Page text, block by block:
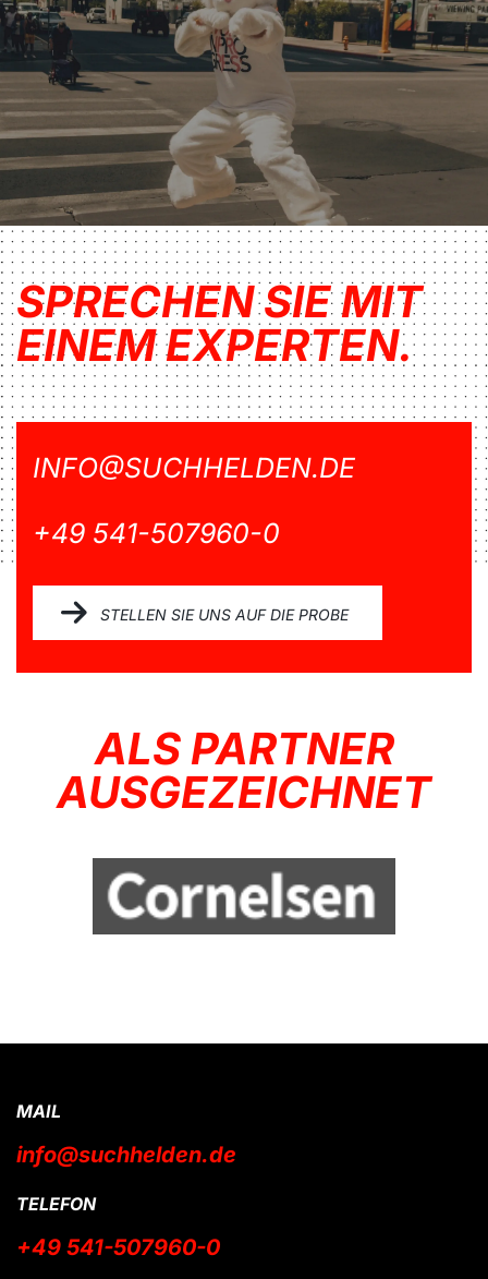
SPRECHEN SIE MIT
EINEM EXPERTEN.
INFO@SUCHHELDEN.DE
+49 541-507960-0
STELLEN SIE UNS AUF DIE PROBE
ALS PARTNER
AUSGEZEICHNET
MAIL
info@suchhelden.de
TELEFON
+49 541-507960-0